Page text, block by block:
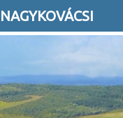
NAGYKOVÁCSI